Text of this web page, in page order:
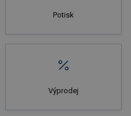
Potisk
Výprodej